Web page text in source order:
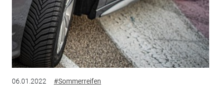
06.01.2022 #Sommerreifen